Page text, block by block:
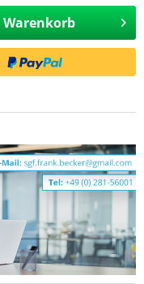
Warenkorb